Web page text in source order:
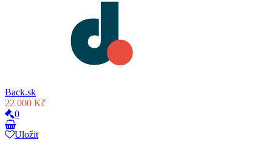
Back.sk
22 000 Kč
0
Uložit